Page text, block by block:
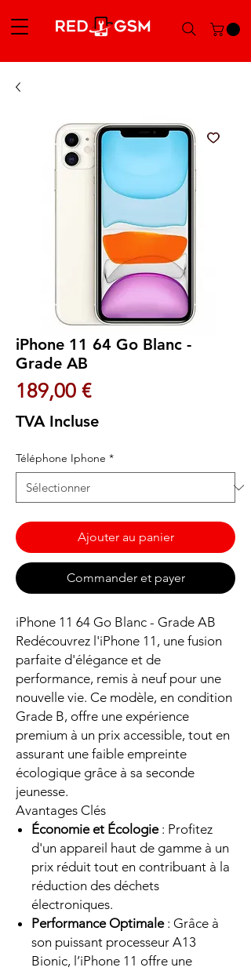
iPhone 11 64 Go Blanc -
Grade AB
189,00 €Prix
TVA Incluse
Téléphone Iphone *
Ajouter au panier
Commander et payer
iPhone 11 64 Go Blanc - Grade AB
Redécouvrez l'iPhone 11, une fusion
parfaite d'élégance et de
performance, remis à neuf pour une
nouvelle vie. Ce modèle, en condition
Grade B, offre une expérience
premium à un prix accessible, tout en
assurant une faible empreinte
écologique grâce à sa seconde
jeunesse.
Avantages Clés
Économie et Écologie: Profitez
d'un appareil haut de gamme à un
prix réduit tout en contribuant à la
réduction des déchets
électroniques.
Performance Optimale: Grâce à
son puissant processeur A13
Bionic, l’iPhone 11 offre une